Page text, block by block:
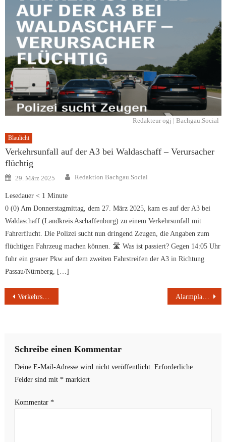
Redakteur ogj | Bachgau.Social
Blaulicht
Verkehrsunfall auf der A3 bei Waldaschaff – Verursacher
flüchtig
Posted
on
29. März 2025 Author
Redaktion Bachgau.Social
Lesedauer < 1 Minute
0 (0) Am Donnerstagmittag, dem 27. März 2025, kam es auf der A3 bei
Waldaschaff (Landkreis Aschaffenburg) zu einem Verkehrsunfall mit
Fahrerflucht. Die Polizei sucht nun dringend Zeugen, die Angaben zum
flüchtigen Fahrzeug machen können. 🛣️ Was ist passiert? Gegen 14:05 Uhr
fuhr ein grauer Pkw auf dem zweiten Fahrstreifen der A3 in Richtung
Passau/Nürnberg, […]
Beitragsnavigation
Verkehrsprojekt „Mein schnelles Fahrrad“ Alarmplan Main – Regierung von Unterfranken spricht Warnung aus
Schreibe einen Kommentar
Deine E-Mail-Adresse wird nicht veröffentlicht. Erforderliche
Felder sind mit *markiert
Kommentar *